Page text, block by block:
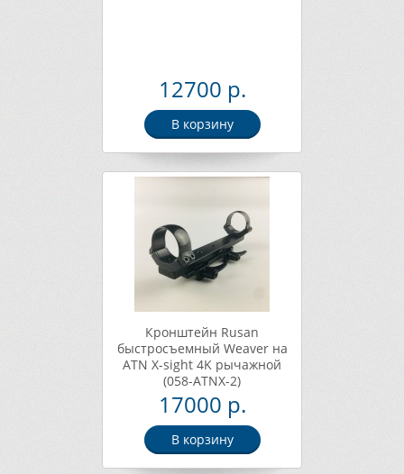
12700 р.
В корзину
Кронштейн Rusan
быстросъемный Weaver на
ATN X-sight 4K рычажной
(058-ATNX-2)
17000 р.
В корзину